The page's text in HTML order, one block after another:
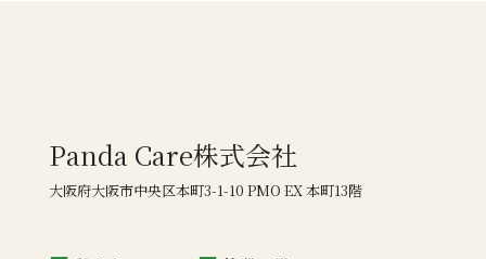
Panda Care株式会社
大阪府大阪市中央区本町3-1-10 PMO EX 本町13階